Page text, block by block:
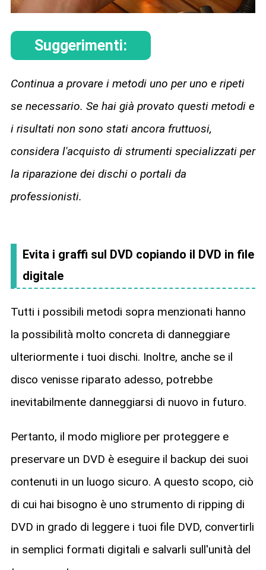
Suggerimenti:
Continua a provare i metodi uno per uno e ripeti
se necessario. Se hai già provato questi metodi e
i risultati non sono stati ancora fruttuosi,
considera l'acquisto di strumenti specializzati per
la riparazione dei dischi o portali da
professionisti.
Evita i graffi sul DVD copiando il DVD in file
digitale
Tutti i possibili metodi sopra menzionati hanno
la possibilità molto concreta di danneggiare
ulteriormente i tuoi dischi. Inoltre, anche se il
disco venisse riparato adesso, potrebbe
inevitabilmente danneggiarsi di nuovo in futuro.
Pertanto, il modo migliore per proteggere e
preservare un DVD è eseguire il backup dei suoi
contenuti in un luogo sicuro. A questo scopo, ciò
di cui hai bisogno è uno strumento di ripping di
DVD in grado di leggere i tuoi file DVD, convertirli
in semplici formati digitali e salvarli sull'unità del